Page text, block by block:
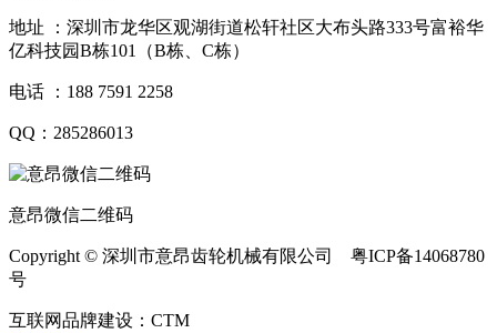
地址 ：深圳市龙华区观湖街道松轩社区大布头路333号富裕华
亿科技园B栋101（B栋、C栋）
电话 ：188 7591 2258
QQ：285286013
意昂微信二维码
Copyright © 深圳市意昂齿轮机械有限公司 粤ICP备14068780
号
互联网品牌建设：CTM